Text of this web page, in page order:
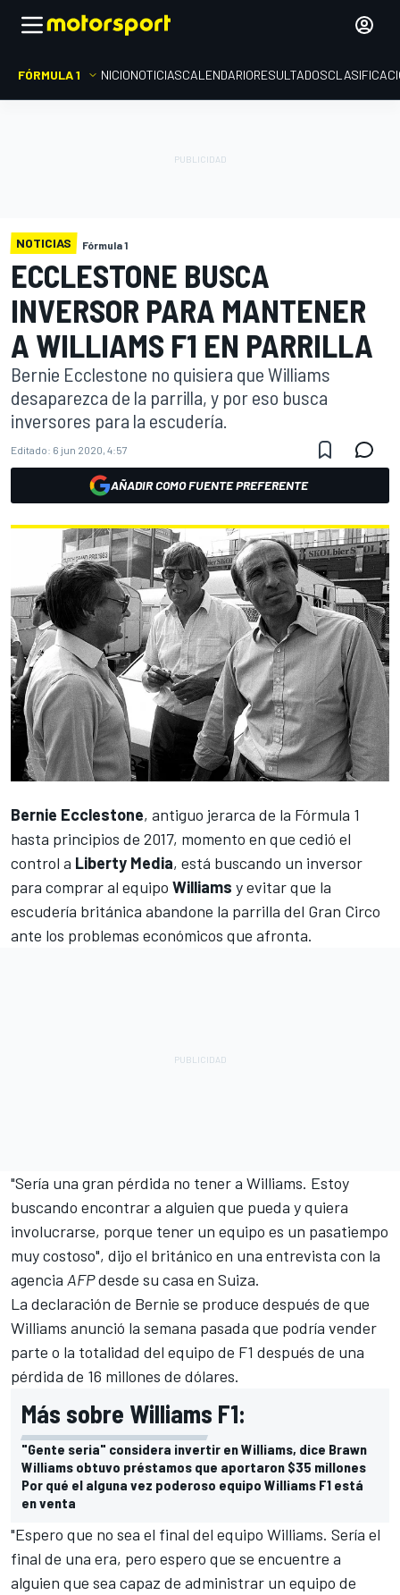
FÓRMULA 1 INICIONOTICIASCALENDARIORESULTADOS
NOTICIAS Fórmula 1
ECCLESTONE BUSCA
INVERSOR PARA MANTENER
A WILLIAMS F1 EN PARRILLA
Bernie Ecclestone no quisiera que Williams
desaparezca de la parrilla, y por eso busca
inversores para la escudería.
Editado: 6 jun 2020, 4:57
AÑADIR COMO FUENTE PREFERENTE
Bernie Ecclestone, antiguo jerarca de la Fórmula 1
hasta principios de 2017, momento en que cedió el
control a Liberty Media, está buscando un inversor
para comprar al equipo Williams y evitar que la
escudería británica abandone la parrilla del Gran Circo
ante los problemas económicos que afronta.
"Sería una gran pérdida no tener a Williams. Estoy
buscando encontrar a alguien que pueda y quiera
involucrarse, porque tener un equipo es un pasatiempo
muy costoso", dijo el británico en una entrevista con la
agencia AFPdesde su casa en Suiza.
La declaración de Bernie se produce después de que
Williams anunció la semana pasada que podría vender
parte o la totalidad del equipo de F1 después de una
pérdida de 16 millones de dólares.
Más sobre Williams F1:
"Gente seria" considera invertir en Williams, dice Brawn
Williams obtuvo préstamos que aportaron $35 millones
Por qué el alguna vez poderoso equipo Williams F1 está
en venta
"Espero que no sea el final del equipo Williams. Sería el
final de una era, pero espero que se encuentre a
alguien que sea capaz de administrar un equipo de